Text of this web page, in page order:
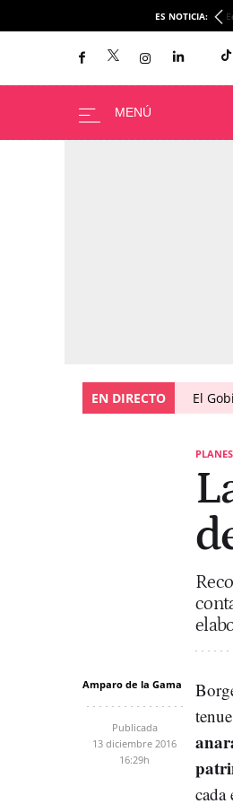
ES NOTICIA:
EN DIRECTO El
PLANES
Amparo de la Gama
Publicada
13 diciembre 2016
16:29h
cada